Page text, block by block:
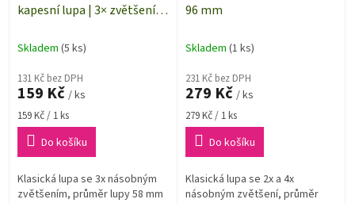
kapesní lupa | 3× zvětšení |
Skladem (5 ks)
131 Kč bez DPH
159 Kč / ks
Měrná
cena:
159 Kč / 1 ks
Do košíku
Klasická lupa se 3x násobným
zvětšením, průměr lupy 58 mm
96 mm
Skladem (1 ks)
231 Kč bez DPH
279 Kč / ks
Měrná
cena:
279 Kč / 1 ks
Do košíku
Klasická lupa se 2x a 4x
násobným zvětšení, průměr